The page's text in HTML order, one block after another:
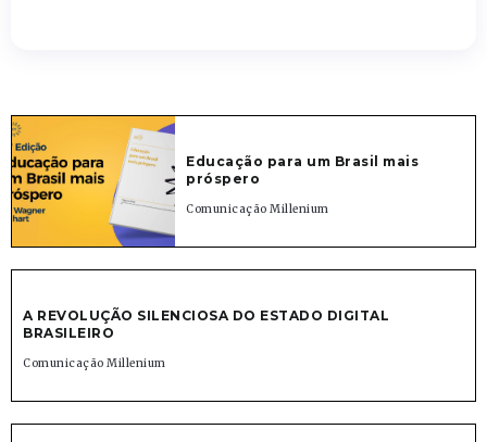
Educação para um Brasil mais
próspero
Comunicação Millenium
A REVOLUÇÃO SILENCIOSA DO ESTADO DIGITAL
BRASILEIRO
Comunicação Millenium